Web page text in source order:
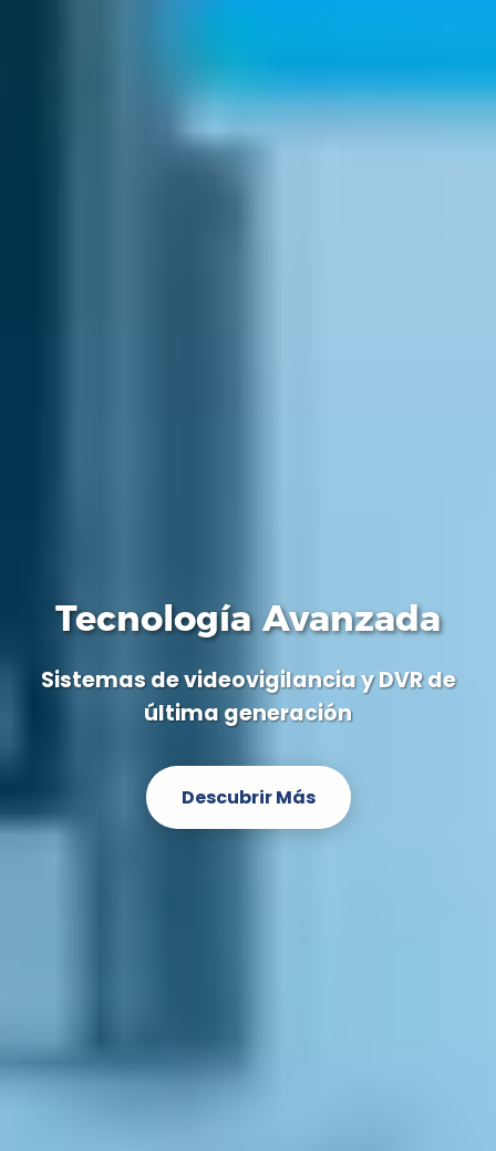
Tecnología Avanzada
Sistemas de videovigilancia y DVR de
última generación
Descubrir Más